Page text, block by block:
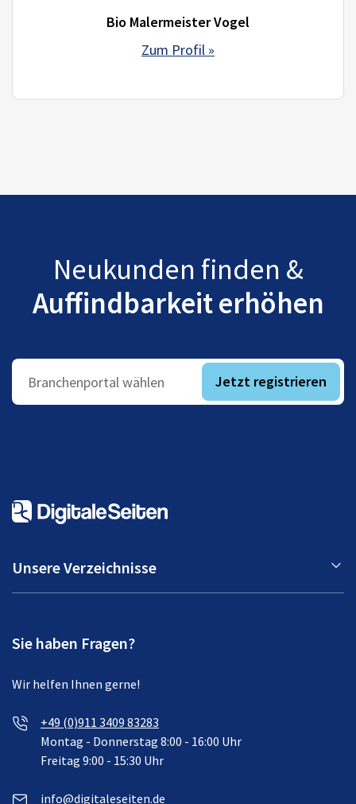
Bio Malermeister Vogel
Zum Profil »
Neukunden finden &
Auffindbarkeit erhöhen
Branchenportal wählen Jetzt registrieren
Unsere Verzeichnisse
Sie haben Fragen?
Wir helfen Ihnen gerne!
+49 (0)911 3409 83283
Montag - Donnerstag 8:00 - 16:00 Uhr
Freitag 9:00 - 15:30 Uhr
info@digitaleseiten.de